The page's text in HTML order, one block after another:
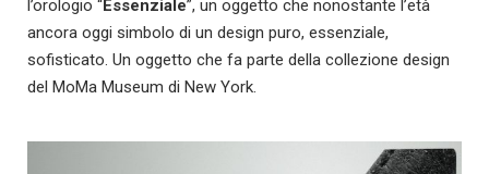
l’orologio “Essenziale”, un oggetto che nonostante l’età
ancora oggi simbolo di un design puro, essenziale,
sofisticato. Un oggetto che fa parte della collezione design
del MoMa Museum di New York.